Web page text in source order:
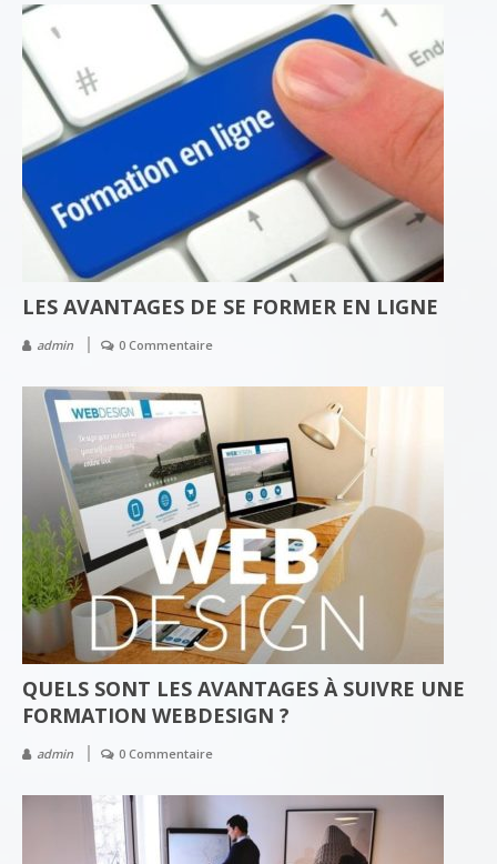
LES AVANTAGES DE SE FORMER EN LIGNE
admin 0 Commentaire
QUELS SONT LES AVANTAGES À SUIVRE UNE
FORMATION WEBDESIGN ?
admin 0 Commentaire